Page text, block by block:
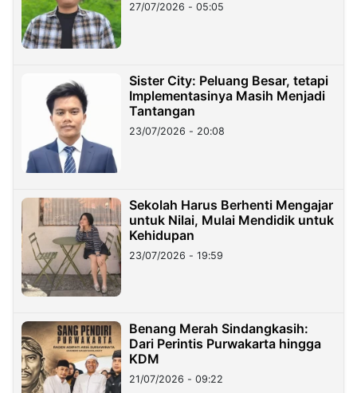
27/07/2026 - 05:05
Sister City: Peluang Besar, tetapi
Implementasinya Masih Menjadi
Tantangan
23/07/2026 - 20:08
Sekolah Harus Berhenti Mengajar
untuk Nilai, Mulai Mendidik untuk
Kehidupan
23/07/2026 - 19:59
Benang Merah Sindangkasih:
Dari Perintis Purwakarta hingga
KDM
21/07/2026 - 09:22